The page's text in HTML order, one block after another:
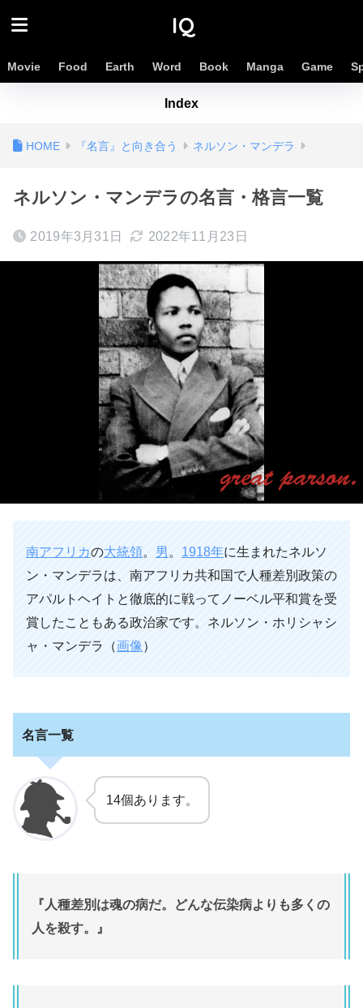
IQ
Movie Food Earth Word Book Manga Game
Index
『名言』と向き合う ネルソン・マンデラ
ネルソン・マンデラの名言・格言一覧
2019年3月31日 2022年11月23日
南アフリカの大統領。 男 。 1918年に生まれたネルソ
ン・マンデラは、南アフリカ共和国で人種差別政策の
アパルトヘイトと徹底的に戦ってノーベル平和賞を受
賞したこともある政治家です。ネルソン・ホリシャシ
ャ・マンデラ（画像）
名言一覧
14個あります。
『人種差別は魂の病だ。どんな伝染病よりも多くの
人を殺す。』